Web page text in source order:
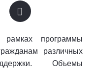
программы
различных
Объемы